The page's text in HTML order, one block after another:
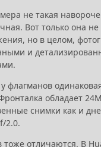
не такая
Вот только она
но в целом,
и
флагманов
обладает
снимки как и
2.0.
отличаются. В